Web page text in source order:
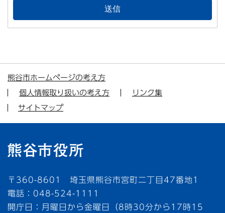
熊谷市ホームページの考え方
個人情報取り扱いの考え方
リンク集
サイトマップ
〒360-8601 埼玉県熊谷市宮町二丁目47番地1
電話：048-524-1111
開庁日：月曜日から金曜日（8時30分から17時15